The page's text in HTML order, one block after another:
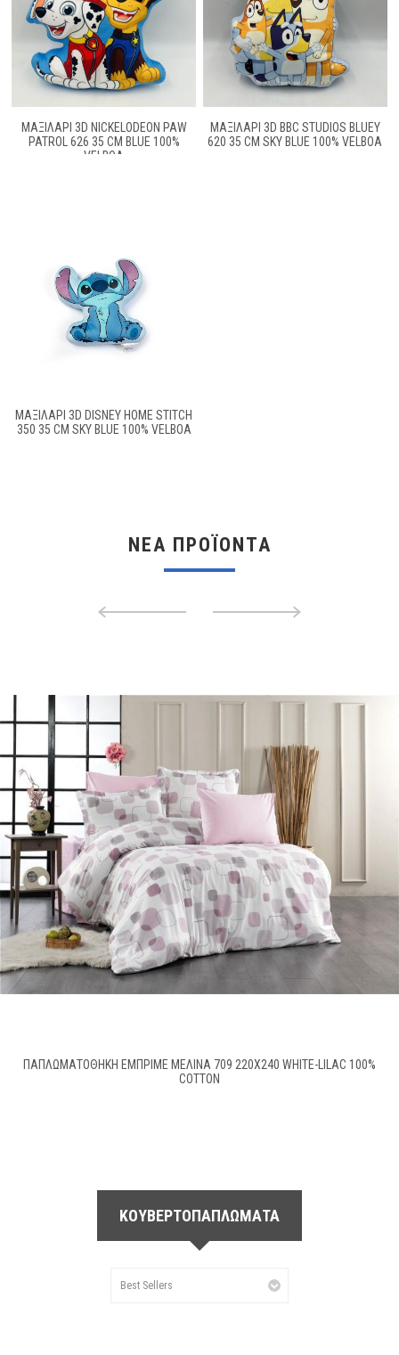
ΜΑΞΙΛΆΡΙ 3D NICKELODEON PAW
PATROL 626 35 CM BLUE 100%
VELBOA
ΜΑΞΙΛΆΡΙ 3D BBC STUDIOS BLUEY
620 35 CM SKY BLUE 100% VELBOA
ΜΑΞΙΛΆΡΙ 3D DISNEY HOME STITCH
350 35 CM SKY BLUE 100% VELBOA
ΝΈΑ ΠΡΟΪΌΝΤΑ
ΠΑΠΛΩΜΑΤΟΘΉΚΗ ΕΜΠΡΙΜΈ ΜΕΛΊΝΑ 707 220X240 WHITE-LIGHT BLUE 100%
COTTON
ΚΟΥΒΕΡΤΟΠΑΠΛΩΜΑΤΑ